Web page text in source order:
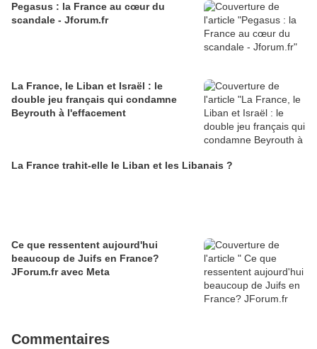
Pegasus : la France au cœur du
scandale - Jforum.fr
La France, le Liban et Israël : le
double jeu français qui condamne
Beyrouth à l'effacement
La France trahit-elle le Liban et les Libanais ?
Ce que ressentent aujourd'hui
beaucoup de Juifs en France?
JForum.fr avec Meta
Commentaires